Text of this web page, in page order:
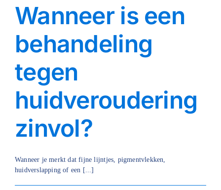
Wanneer is een
behandeling
tegen
huidveroudering
zinvol?
Wanneer je merkt dat fijne lijntjes, pigmentvlekken,
huidverslapping of een [...]